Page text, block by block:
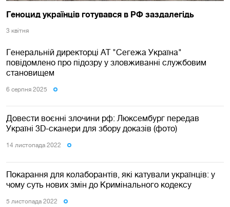
Геноцид українців готувався в РФ заздалегідь
3 квiтня
Генеральній директорці АТ "Сегежа Україна"
повідомлено про підозру у зловживанні службовим
становищем
6 серпня 2025
Довести воєнні злочини рф: Люксембург передав
Україні 3D-сканери для збору доказів (фото)
14 листопада 2022
Покарання для колаборантів, які катували українців: у
чому суть нових змін до Кримінального кодексу
5 листопада 2022